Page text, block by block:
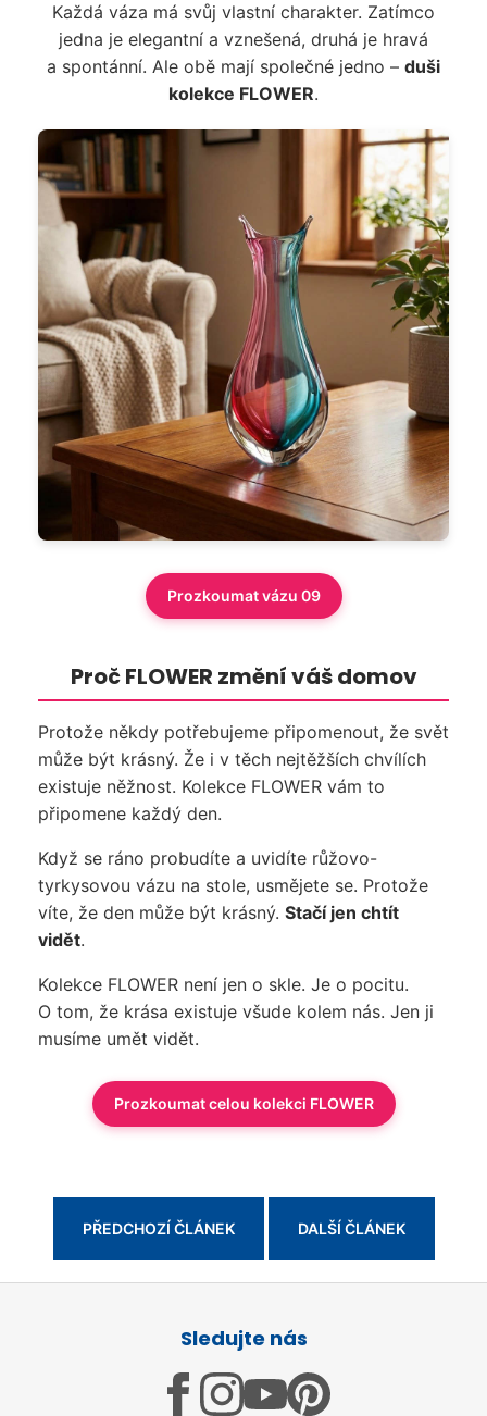
Každá váza má svůj vlastní charakter. Zatímco
jedna je elegantní a vznešená, druhá je hravá
a spontánní. Ale obě mají společné jedno – duši
kolekce FLOWER.
Prozkoumat vázu 09
Proč FLOWER změní váš domov
Protože někdy potřebujeme připomenout, že svět
může být krásný. Že i v těch nejtěžších chvílích
existuje něžnost. Kolekce FLOWER vám to
připomene každý den.
Když se ráno probudíte a uvidíte růžovo-
tyrkysovou vázu na stole, usmějete se. Protože
víte, že den může být krásný. Stačí jen chtít
vidět.
Kolekce FLOWER není jen o skle. Je o pocitu.
O tom, že krása existuje všude kolem nás. Jen ji
musíme umět vidět.
Prozkoumat celou kolekci FLOWER
PŘEDCHOZÍ ČLÁNEK DALŠÍ ČLÁNEK
Sledujte nás